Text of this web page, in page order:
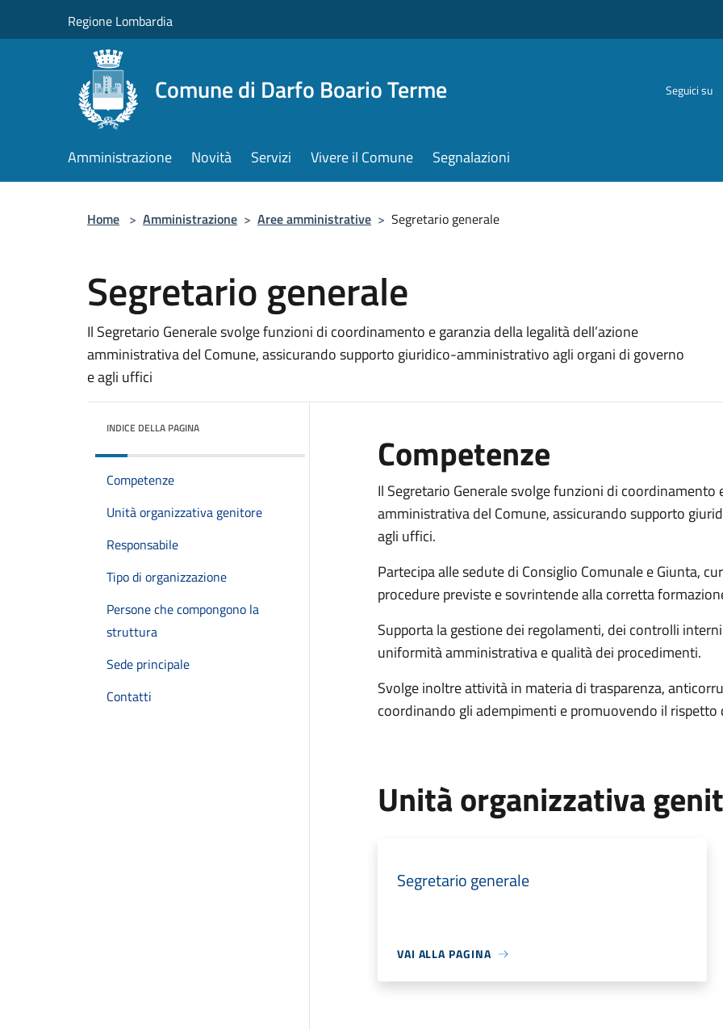
Regione Lombardia
Comune di Darfo Boario Terme Seguici su
Amministrazione Novità Servizi Vivere il Comune Segnalazioni
Home > Amministrazione > Aree amministrative > Segretario generale
Segretario generale
Il Segretario Generale svolge funzioni di coordinamento e garanzia della legalità dell’azione
amministrativa del Comune, assicurando supporto giuridico-amministrativo agli organi di governo
e agli uffici
INDICE DELLA PAGINA
Competenze
Unità organizzativa genitore
Responsabile
Tipo di organizzazione
Persone che compongono la
struttura
Sede principale
Contatti
Competenze
Il Segretario Generale svolge funzioni di coordinamento
amministrativa del Comune, assicurando supporto
agli uffici.
Partecipa alle sedute di Consiglio Comunale e Giunta,
procedure previste e sovrintende alla corretta
Supporta la gestione dei regolamenti, dei controlli
uniformità amministrativa e qualità dei procedimenti.
Svolge inoltre attività in materia di trasparenza,
coordinando gli adempimenti e promuovendo il rispetto
Unità organizzativa
Segretario generale
VAI ALLA PAGINA